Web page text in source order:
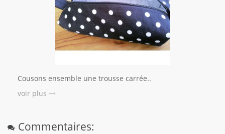
Cousons ensemble une trousse carrée..
voir plus
Commentaires: